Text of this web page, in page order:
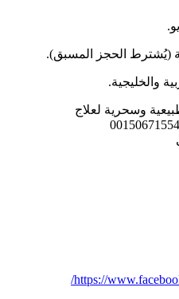
(يُشترط الحجز المسبق).
والخليجية.
https://